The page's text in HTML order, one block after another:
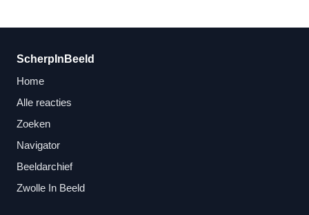
ScherpInBeeld
Home
Alle reacties
Zoeken
Navigator
Beeldarchief
Zwolle In Beeld